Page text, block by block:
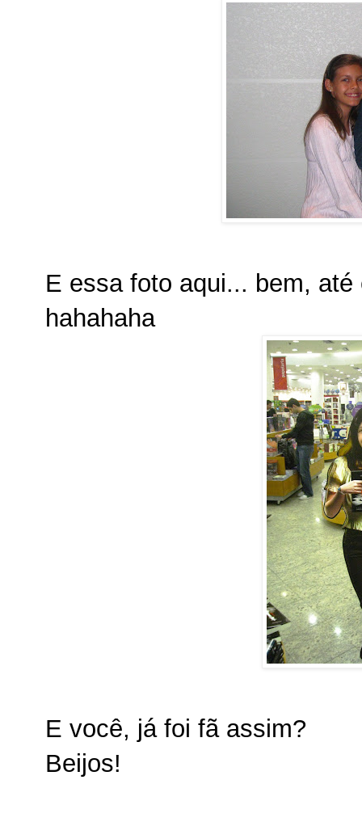
E essa foto aqui... bem,
hahahaha
E você, já foi fã assim?
Beijos!